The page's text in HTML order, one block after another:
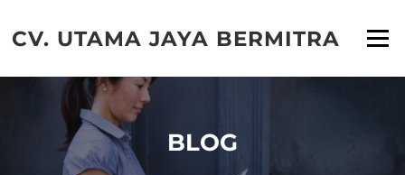
konten
CV. UTAMA JAYA BERMITRA Menu
BLOG